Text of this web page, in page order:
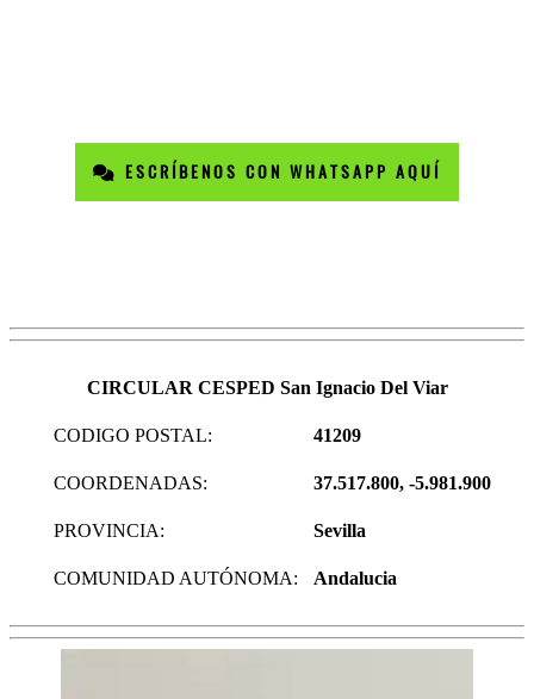
ESCRÍBENOS CON WHATSAPP AQUÍ
CIRCULAR CESPED San Ignacio Del Viar
CODIGO POSTAL: 41209
COORDENADAS: 37.517.800, -5.981.900
PROVINCIA: Sevilla
COMUNIDAD AUTÓNOMA: Andalucia